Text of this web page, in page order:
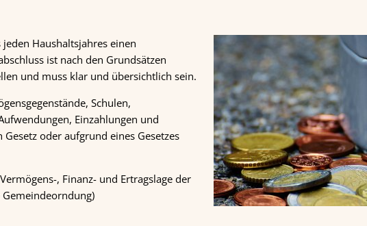
Haushaltsjahres einen
ist nach den Grundsätzen
und muss klar und übersichtlich sein.
Schulen,
Einzahlungen und
oder aufgrund eines Gesetzes
, Finanz- und Ertragslage der
Gemeindeorndung)